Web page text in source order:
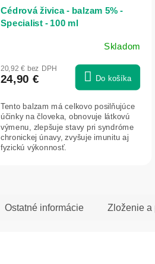
Cédrová živica - balzam 5% -
Specialist - 100 ml
produktu
z
5
hviezdičiek.
Skladom
20,92 € bez DPH
24,90 € Do košíka
Tento balzam má celkovo posilňujúce
účinky na človeka, obnovuje látkovú
výmenu, zlepšuje stavy pri syndróme
chronickej únavy, zvyšuje imunitu aj
fyzickú výkonnosť.
Ostatné informácie Zloženie a